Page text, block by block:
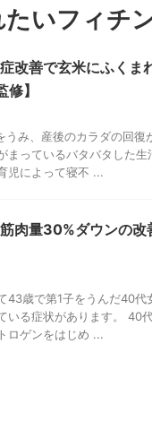
いフィチ
改善で玄米にふくま
】
み、産後のカラダの回復
まっているバタバタした
児によって寝不 ...
肉量30%ダウンの改
43歳で第1子をうんだ40
いる症状があります。 40
ロゲンをはじめ ...